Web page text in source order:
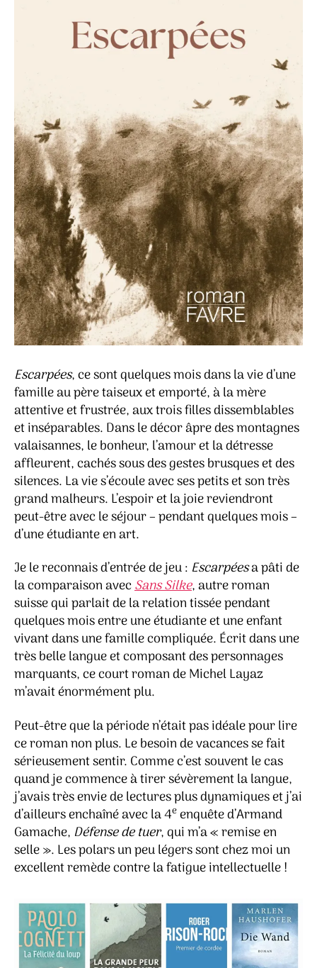
Escarpées, ce sont quelques mois dans la vie d’une
famille au père taiseux et emporté, à la mère
attentive et frustrée, aux trois filles dissemblables
et inséparables. Dans le décor âpre des montagnes
valaisannes, le bonheur, l’amour et la détresse
affleurent, cachés sous des gestes brusques et des
silences. La vie s’écoule avec ses petits et son très
grand malheurs. L’espoir et la joie reviendront
peut-être avec le séjour – pendant quelques mois –
d’une étudiante en art.
Je le reconnais d’entrée de jeu : Escarpéesa pâti de
la comparaison avecSans Silke, autre roman
suisse qui parlait de la relation tissée pendant
quelques mois entre une étudiante et une enfant
vivant dans une famille compliquée. Écrit dans une
très belle langue et composant des personnages
marquants, ce court roman de Michel Layaz
m’avait énormément plu.
Peut-être que la période n’était pas idéale pour lire
ce roman non plus. Le besoin de vacances se fait
sérieusement sentir. Comme c’est souvent le cas
quand je commence à tirer sévèrement la langue,
j’avais très envie de lectures plus dynamiques et j’ai
d’ailleurs enchaîné avec la 4eenquête d’Armand
Gamache, Défense de tuer, qui m’a « remise en
selle ». Les polars un peu légers sont chez moi un
excellent remède contre la fatigue intellectuelle !